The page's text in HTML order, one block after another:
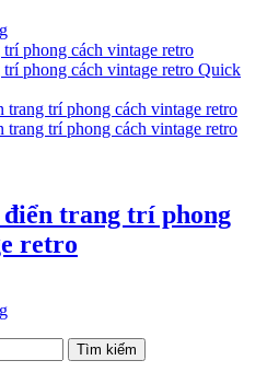
Quick
điển trang trí phong
retro
Tìm kiếm